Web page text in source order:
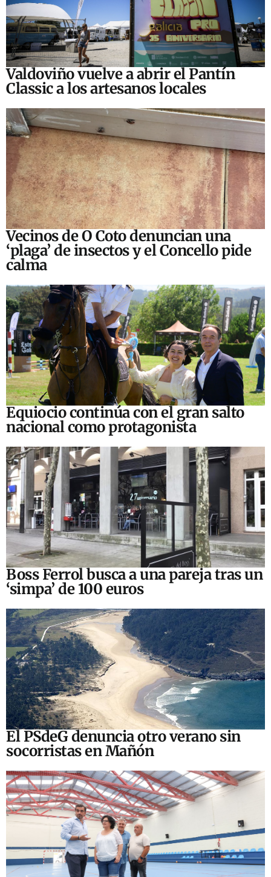
Valdoviño vuelve a abrir el Pantín
Classic a los artesanos locales
Vecinos de O Coto denuncian una
‘plaga’ de insectos y el Concello pide
calma
Equiocio continúa con el gran salto
nacional como protagonista
Boss Ferrol busca a una pareja tras un
‘simpa’ de 100 euros
El PSdeG denuncia otro verano sin
socorristas en Mañón